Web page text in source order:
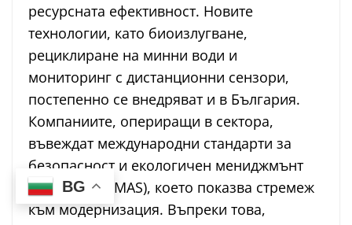
ресурсната ефективност. Новите
технологии, като биоизлугване,
рециклиране на минни води и
мониторинг с дистанционни сензори,
постепенно се внедряват и в България.
Компаниите, опериращи в сектора,
въвеждат международни стандарти за
безопасност и екологичен мениджмънт
(ISO 14001, EMAS), което показва стремеж
към модернизация. Въпреки това,
BG